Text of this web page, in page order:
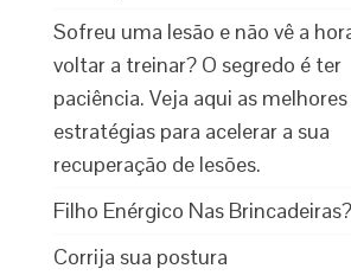
Sofreu uma lesão e não vê a
voltar a treinar? O segredo é ter
paciência. Veja aqui as melhores
estratégias para acelerar a sua
recuperação de lesões.
Filho Enérgico Nas Brincadeiras?
Corrija sua postura